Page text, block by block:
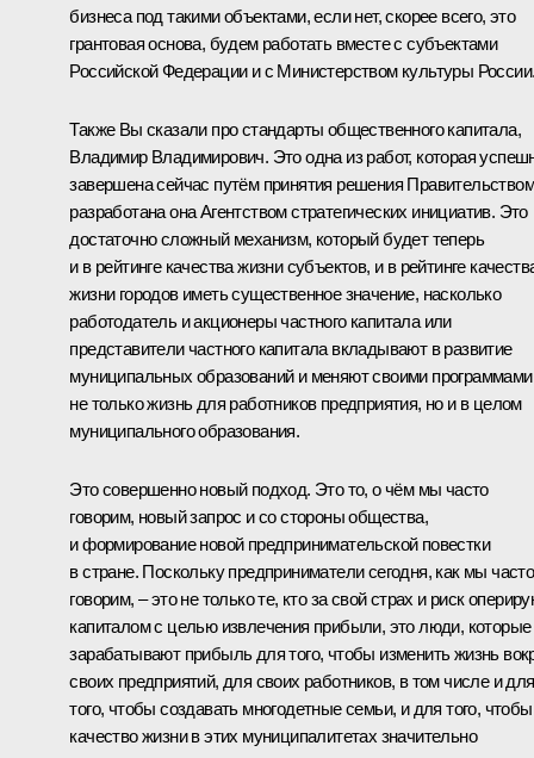
бизнеса под такими объектами, если нет, скорее всего, это
грантовая основа, будем работать вместе с субъектами
Российской Федерации и с Министерством культуры
Также Вы сказали про стандарты общественного капитала,
Владимир Владимирович. Это одна из работ, которая
завершена сейчас путём принятия решения
разработана она Агентством стратегических инициатив. Это
достаточно сложный механизм, который будет теперь
и в рейтинге качества жизни субъектов, и в рейтинге
жизни городов иметь существенное значение, насколько
работодатель и акционеры частного капитала или
представители частного капитала вкладывают в развитие
муниципальных образований и меняют своими программами
не только жизнь для работников предприятия, но и в целом
муниципального образования.
Это совершенно новый подход. Это то, о чём мы часто
говорим, новый запрос и со стороны общества,
и формирование новой предпринимательской повестки
в стране. Поскольку предприниматели сегодня, как мы часто
говорим, – это не только те, кто за свой страх и риск
капиталом с целью извлечения прибыли, это люди, которые
зарабатывают прибыль для того, чтобы изменить жизнь
своих предприятий, для своих работников, в том числе и для
того, чтобы создавать многодетные семьи, и для того, чтобы
качество жизни в этих муниципалитетах значительно